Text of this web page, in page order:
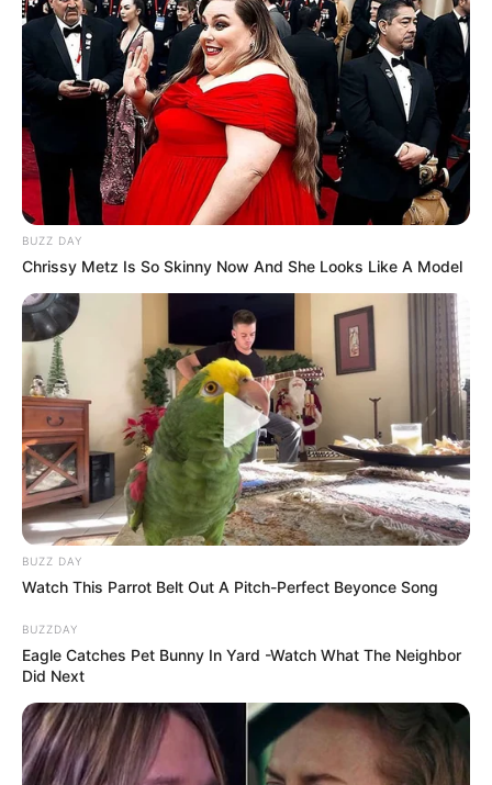
BUZZ DAY
Chrissy Metz Is So Skinny Now And She Looks Like A Model
BUZZ DAY
Watch This Parrot Belt Out A Pitch-Perfect Beyonce Song
BUZZDAY
Eagle Catches Pet Bunny In Yard -Watch What The Neighbor
Did Next